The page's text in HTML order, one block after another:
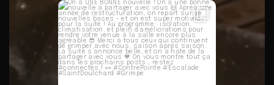
On a UNE BONNE nouvelle !
On a une bonne...
233 17